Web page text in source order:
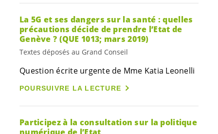
La 5G et ses dangers sur la santé : quelles
précautions décide de prendre l’Etat de
Genève ? (QUE 1013; mars 2019)
Textes déposés au Grand Conseil
Question écrite urgente de Mme Katia Leonelli
POURSUIVRE LA LECTURE
Participez à la consultation sur la politique
numérique de l’Etat